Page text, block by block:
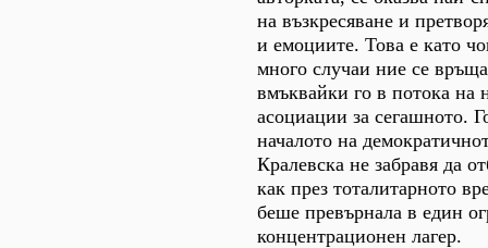
на възкресяване и
и емоциите. Това е като
много случаи ние се
вмъквайки го в потока на
асоциации за сегашното.
началото на
Кралевска не забравя да
как през тоталитарното
беше превърнала в един
концентрационен лагер.